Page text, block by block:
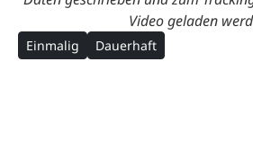
Video geladen
Einmalig Dauerhaft